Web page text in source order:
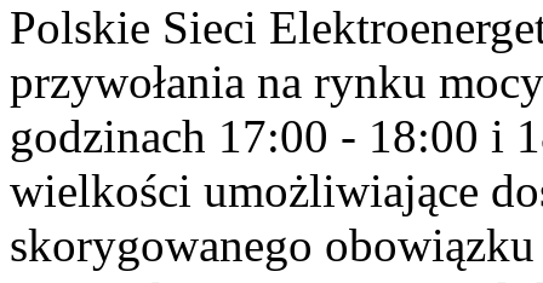
Polskie Sieci
przywołania na rynku
godzinach 17:00 - 18:00 i
wielkości umożliwiające
skorygowanego